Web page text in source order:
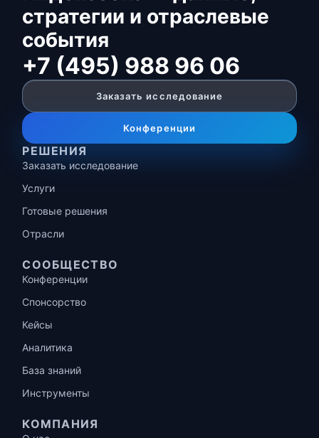
стратегии и отраслевые
события
+7 (495) 988 96 06
Заказать исследование
Конференции
РЕШЕНИЯ
Заказать исследование
Услуги
Готовые решения
Отрасли
СООБЩЕСТВО
Конференции
Спонсорство
Кейсы
Аналитика
База знаний
Инструменты
КОМПАНИЯ